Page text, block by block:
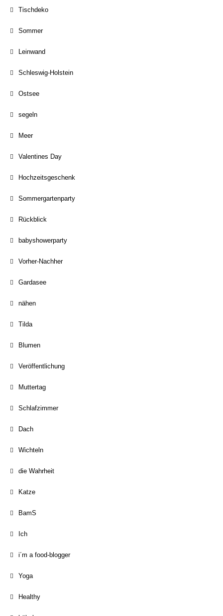
Tischdeko
Sommer
Leinwand
Schleswig-Holstein
Ostsee
segeln
Meer
Valentines Day
Hochzeitsgeschenk
Sommergartenparty
Rückblick
babyshowerparty
Vorher-Nachher
Gardasee
nähen
Tilda
Blumen
Veröffentlichung
Muttertag
Schlafzimmer
Dach
Wichteln
die Wahrheit
Katze
BamS
Ich
i´m a food-blogger
Yoga
Healthy